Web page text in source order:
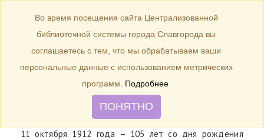
Toggle
navigation
БИБЛИОТЕКА
11 октября 1912 года – 105 лет со
дня рождения писателя Ю.Ф.
Стрехнина.
11 октября 1912 года – 105 лет со дня рождения
Во время посещения сайта Централизованной
библиотечной системы города Славгорода вы
соглашаетесь с тем, что мы обрабатываем ваши
персональные данные с использованием метрических
программ. Подробнее.
ПОНЯТНО